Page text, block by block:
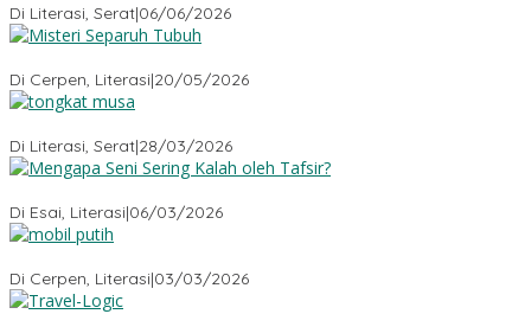
Di Literasi, Serat|06/06/2026
Di Cerpen, Literasi|20/05/2026
Di Literasi, Serat|28/03/2026
Di Esai, Literasi|06/03/2026
Di Cerpen, Literasi|03/03/2026